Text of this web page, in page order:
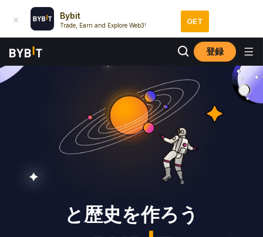
Bybit
Trade, Earn and Explore Web3! GET
登録
と歴史を作ろう